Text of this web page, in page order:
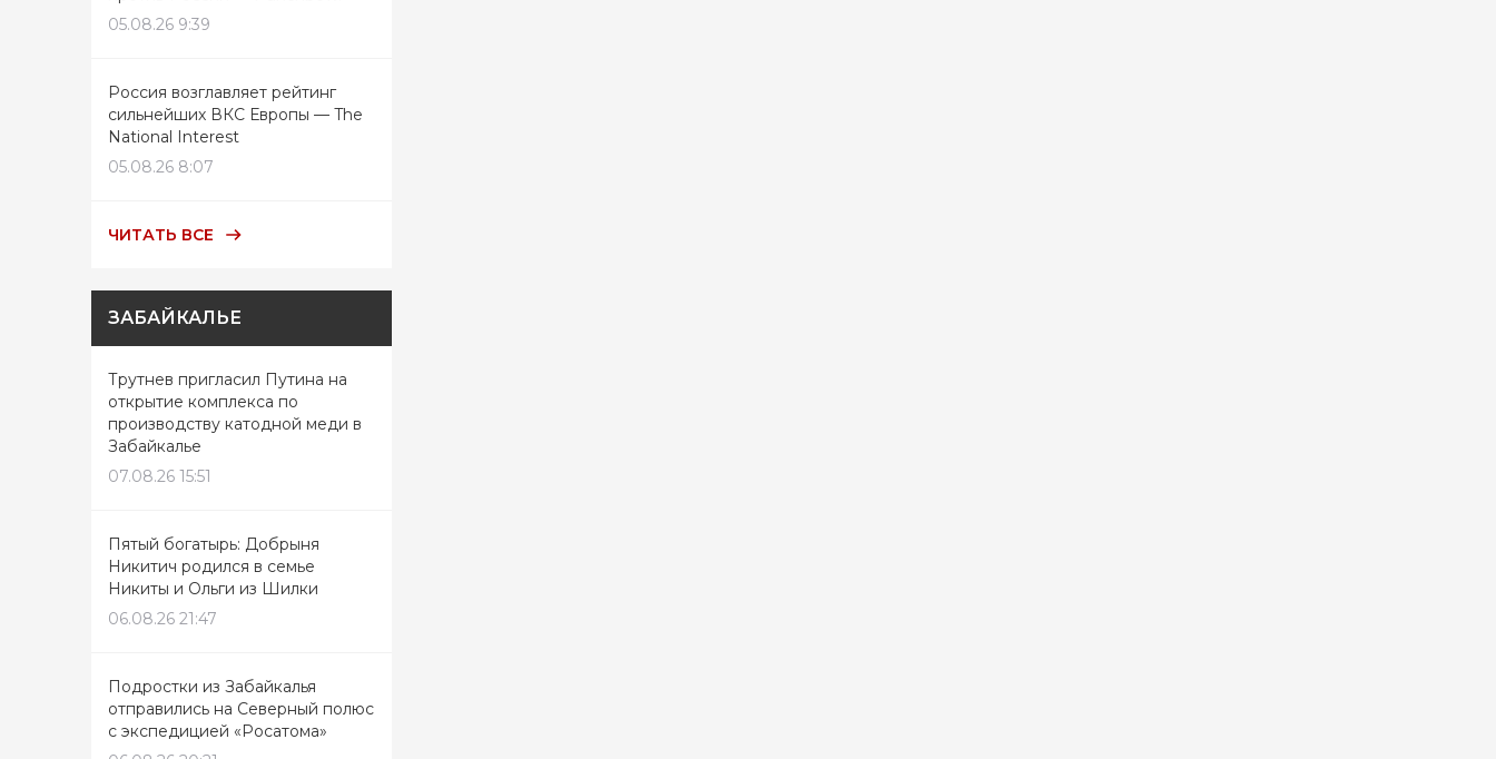
05.08.26 9:39
Россия возглавляет рейтинг
сильнейших ВКС Европы — The
National Interest
05.08.26 8:07
ЧИТАТЬ ВСЕ
ЗАБАЙКАЛЬЕ
Трутнев пригласил Путина на
открытие комплекса по
производству катодной меди в
Забайкалье
07.08.26 15:51
Пятый богатырь: Добрыня
Никитич родился в семье
Никиты и Ольги из Шилки
06.08.26 21:47
Подростки из Забайкалья
отправились на Северный полюс
с экспедицией «Росатома»